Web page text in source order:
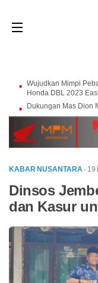
Wujudkan Mimpi
Honda DBL 2023
Dukungan Mas Dion
KABAR NUSANTARA ·
Dinsos
dan Kasur